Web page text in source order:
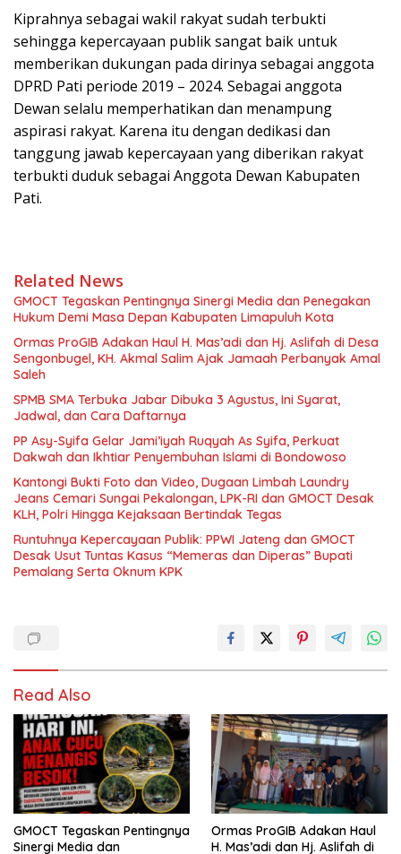
Kiprahnya sebagai wakil rakyat sudah terbukti
sehingga kepercayaan publik sangat baik untuk
memberikan dukungan pada dirinya sebagai anggota
DPRD Pati periode 2019 – 2024. Sebagai anggota
Dewan selalu memperhatikan dan menampung
aspirasi rakyat. Karena itu dengan dedikasi dan
tanggung jawab kepercayaan yang diberikan rakyat
terbukti duduk sebagai Anggota Dewan Kabupaten
Pati.
Related News
GMOCT Tegaskan Pentingnya Sinergi Media dan Penegakan
Hukum Demi Masa Depan Kabupaten Limapuluh Kota
Ormas ProGIB Adakan Haul H. Mas’adi dan Hj. Aslifah di Desa
Sengonbugel, KH. Akmal Salim Ajak Jamaah Perbanyak Amal
Saleh
SPMB SMA Terbuka Jabar Dibuka 3 Agustus, Ini Syarat,
Jadwal, dan Cara Daftarnya
PP Asy-Syifa Gelar Jami’iyah Ruqyah As Syifa, Perkuat
Dakwah dan Ikhtiar Penyembuhan Islami di Bondowoso
Kantongi Bukti Foto dan Video, Dugaan Limbah Laundry
Jeans Cemari Sungai Pekalongan, LPK-RI dan GMOCT Desak
KLH, Polri Hingga Kejaksaan Bertindak Tegas
Runtuhnya Kepercayaan Publik: PPWI Jateng dan GMOCT
Desak Usut Tuntas Kasus “Memeras dan Diperas” Bupati
Pemalang Serta Oknum KPK
Read Also
GMOCT Tegaskan Pentingnya
Sinergi Media dan
Ormas ProGIB Adakan Haul
H. Mas’adi dan Hj. Aslifah di